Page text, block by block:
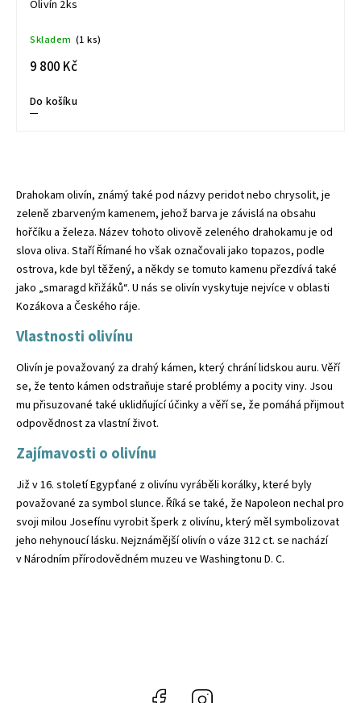
Olivín 2ks
Skladem (1 ks)
9 800 Kč
Do košíku
Drahokam olivín, známý také pod názvy peridot nebo chrysolit, je
zeleně zbarveným kamenem, jehož barva je závislá na obsahu
hořčíku a železa. Název tohoto olivově zeleného drahokamu je od
slova oliva. Staří Římané ho však označovali jako topazos, podle
ostrova, kde byl těžený, a někdy se tomuto kamenu přezdívá také
jako „smaragd křižáků“. U nás se olivín vyskytuje nejvíce v oblasti
Kozákova a Českého ráje.
Vlastnosti olivínu
Olivín je považovaný za drahý kámen, který chrání lidskou auru. Věří
se, že tento kámen odstraňuje staré problémy a pocity viny. Jsou
mu přisuzované také uklidňující účinky a věří se, že pomáhá přijmout
odpovědnost za vlastní život.
Zajímavosti o olivínu
Již v 16. století Egypťané z olivínu vyráběli korálky, které byly
považované za symbol slunce. Říká se také, že Napoleon nechal pro
svoji milou Josefínu vyrobit šperk z olivínu, který měl symbolizovat
jeho nehynoucí lásku. Nejznámější olivín o váze 312 ct. se nachází
v Národním přírodovědném muzeu ve Washingtonu D. C.
Facebook